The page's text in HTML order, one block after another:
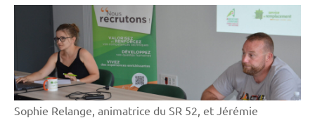
Initiatives
Sophie Relange, animatrice du SR 52, et Jérémie